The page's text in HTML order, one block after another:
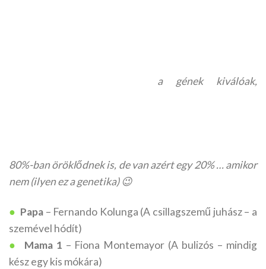
a gének kiválóak,
80%-ban öröklődnek is, de van azért egy 20% … amikor
nem (ilyen ez a genetika) 😉
● Papa– Fernando Kolunga (A csillagszemű juhász – a
szemével hódít)
●
Mama 1 – Fiona Montemayor (A bulizós – mindig
kész egy kis mókára)